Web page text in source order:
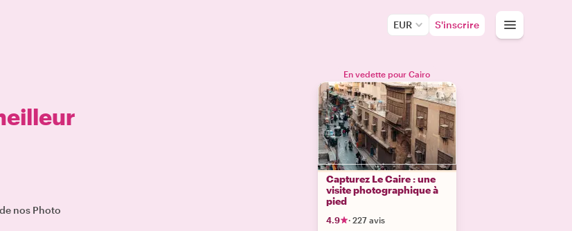
EUR S'inscrire
nos Photo
En vedette pour Cairo
Capturez Le Caire : une
visite photographique à
pied
4.9 · 227 avis